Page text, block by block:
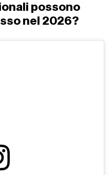
possono
nel 2026?